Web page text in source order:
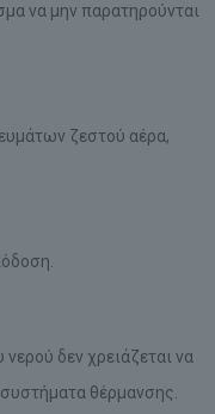
να μην παρατηρούνται
ζεστού αέρα,
δεν χρειάζεται να
θέρμανσης.